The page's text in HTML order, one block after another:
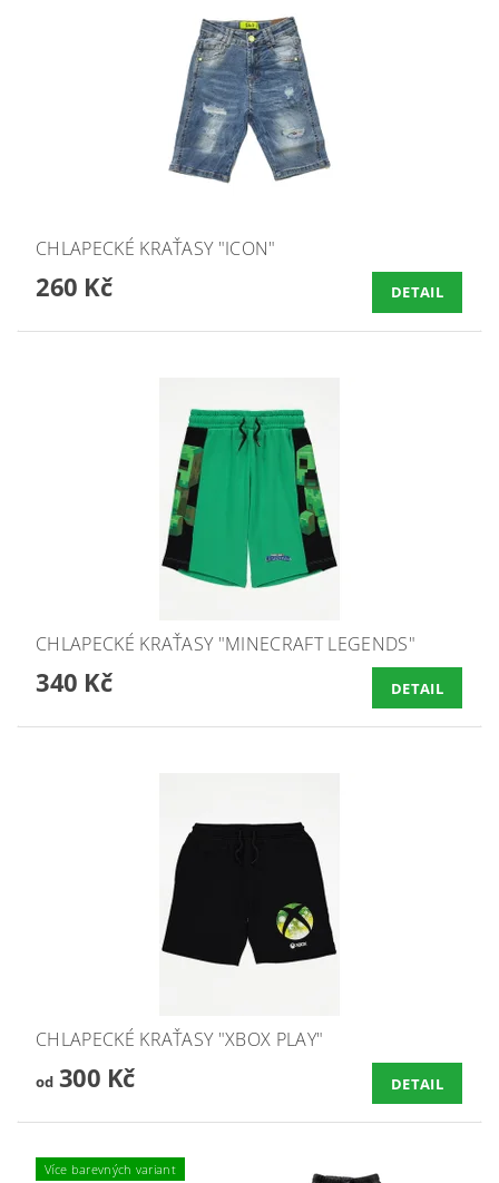
CHLAPECKÉ KRAŤASY "ICON"
260 Kč DETAIL
CHLAPECKÉ KRAŤASY "MINECRAFT LEGENDS"
340 Kč DETAIL
CHLAPECKÉ KRAŤASY "XBOX PLAY"
od300 Kč DETAIL
Více barevných variant